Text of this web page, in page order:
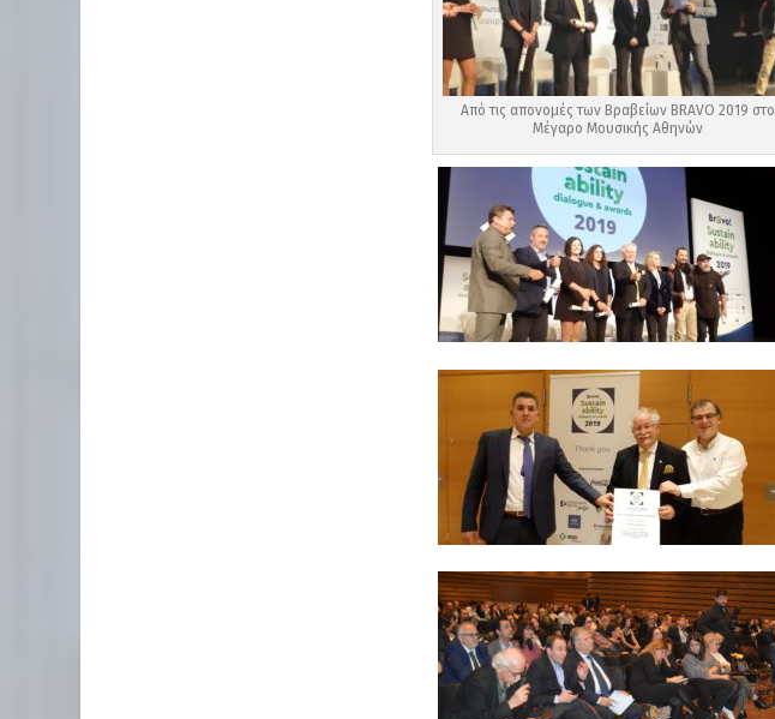
Από τις απονομές των Βραβείων BRAVO 2019 στο
Μέγαρο Μουσικής Αθηνών